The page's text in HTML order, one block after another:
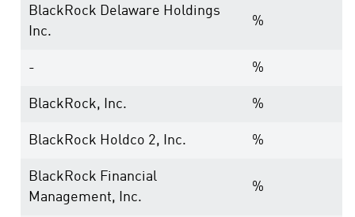
BlackRock Delaware Holdings
Inc.
%
- %
BlackRock, Inc. %
BlackRock Holdco 2, Inc. %
BlackRock Financial
Management, Inc.
%